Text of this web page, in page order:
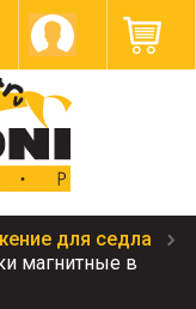
для седла
магнитные в